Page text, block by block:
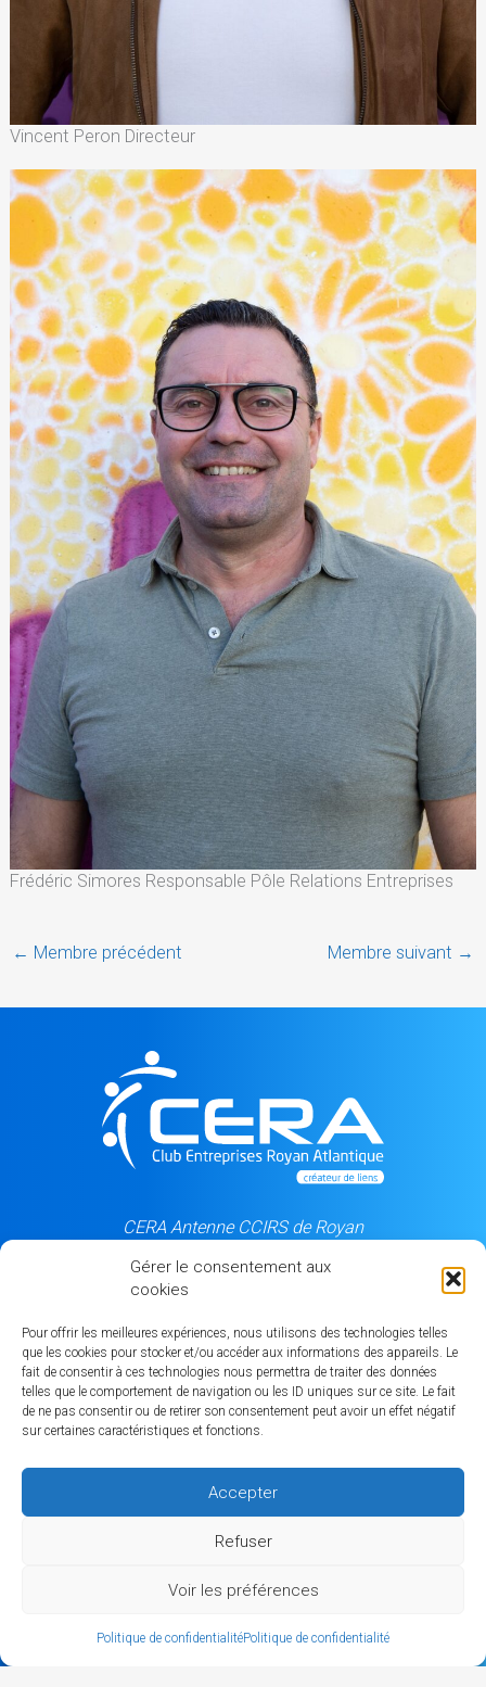
Gérer le consentement aux
cookies
Pour offrir les meilleures expériences, nous utilisons des technologies telles
que les cookies pour stocker et/ou accéder aux informations des appareils. Le
fait de consentir à ces technologies nous permettra de traiter des données
telles que le comportement de navigation ou les ID uniques sur ce site. Le fait
de ne pas consentir ou de retirer son consentement peut avoir un effet négatif
sur certaines caractéristiques et fonctions.
Accepter
Refuser
Voir les préférences
Politique de confidentialitéPolitique de confidentialité
Vincent Peron Directeur
Frédéric Simores Responsable Pôle Relations Entreprises
← Membre précédent Membre suivant →
CERA Antenne CCIRS de Royan
17205 Royan cedex
06 84 50 99 87
Notre partenaire
L'annuaire des membres